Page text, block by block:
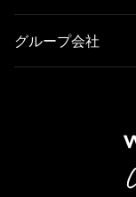
グループ会社